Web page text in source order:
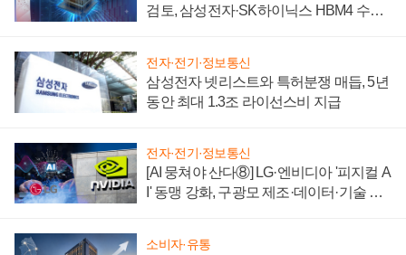
검토, 삼성전자·SK하이닉스 HBM4 수율
전자·전기·정보통신
삼성전자 넷리스트와 특허분쟁 매듭, 5년
동안 최대 1.3조 라이선스비 지급
전자·전기·정보통신
[AI 뭉쳐야 산다⑧] LG·엔비디아 '피지컬 A
I' 동맹 강화, 구광모 제조·데이터·기술 결
소비자·유통